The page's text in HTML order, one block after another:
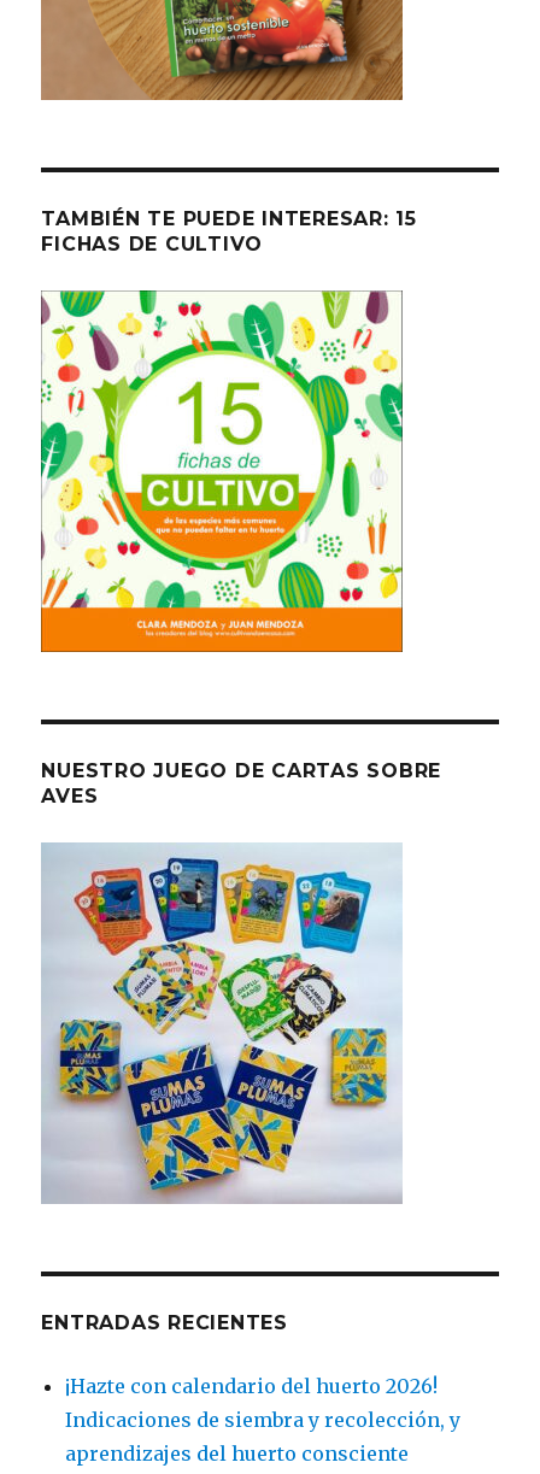
TAMBIÉN TE PUEDE INTERESAR: 15
FICHAS DE CULTIVO
NUESTRO JUEGO DE CARTAS SOBRE
AVES
ENTRADAS RECIENTES
¡Hazte con calendario del huerto 2026!
Indicaciones de siembra y recolección, y
aprendizajes del huerto consciente